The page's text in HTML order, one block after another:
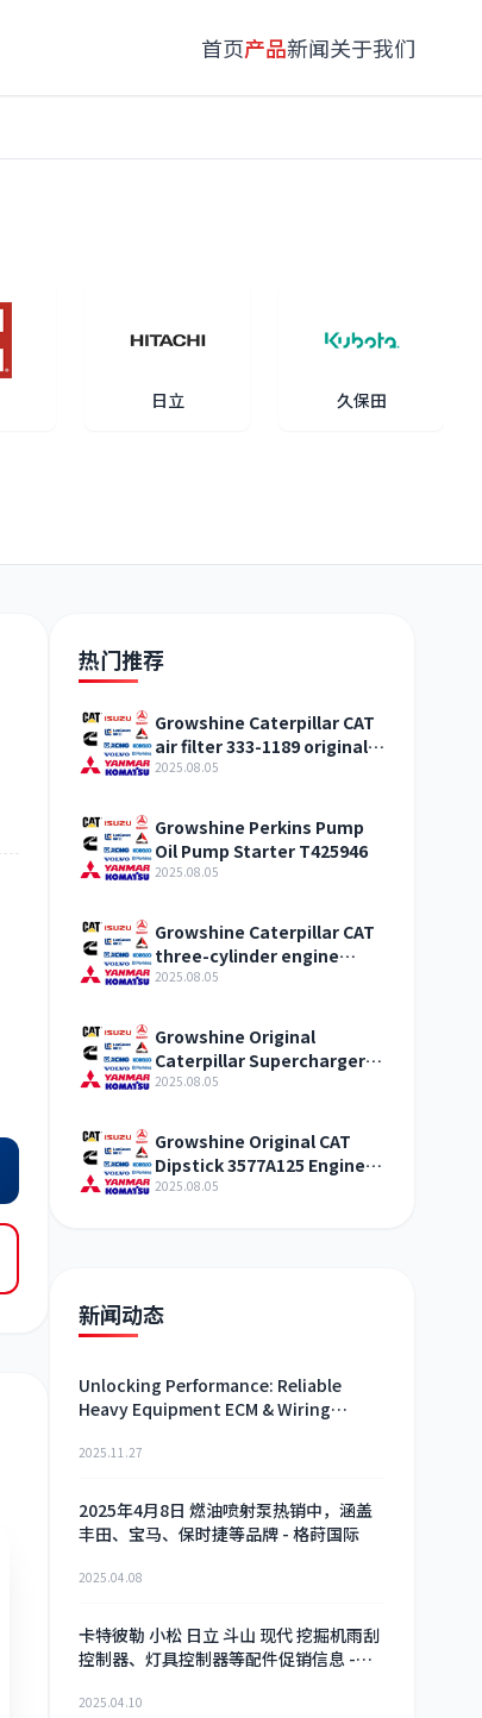
首页产品新闻关于我们
日立 久保田
卡尔玛 杰西博
山猫 上柴
热门推荐
Growshine Caterpillar CAT
air filter 333-1189 original
straight hair Qinghai
2025.08.05
Growshine Perkins Pump
Oil Pump Starter T425946
2025.08.05
Growshine Caterpillar CAT
three-cylinder engine
accessories fuel system
2025.08.05
Growshine Original
Caterpillar Supercharger
321-4994 Shandong
2025.08.05
Growshine Original CAT
Dipstick 3577A125 Engine
Maintenance Service
2025.08.05
新闻动态
Unlocking Performance: Reliable
Heavy Equipment ECM & Wiring
2025.11.27
2025年4月8日 燃油喷射泵热销中，涵盖
丰田、宝马、保时捷等品牌 - 格莳国际
2025.04.08
卡特彼勒 小松 日立 斗山 现代 挖掘机雨刮
控制器、灯具控制器等配件促销信息 -
2025.04.10